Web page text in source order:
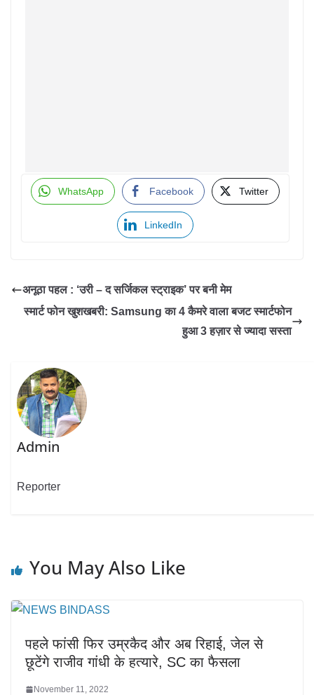
WhatsApp Facebook Twitter
LinkedIn
अनूठा पहल : ‘उरी – द सर्जिकल स्ट्राइक’ पर बनी मेम
स्मार्ट फोन खुशखबरी: Samsung का 4 कैमरे वाला बजट स्मार्टफोन
हुआ 3 हज़ार से ज्यादा सस्ता
Admin
Reporter
You May Also Like
पहले फांसी फिर उम्रकैद और अब रिहाई, जेल से
छूटेंगे राजीव गांधी के हत्यारे, SC का फैसला
November 11, 2022